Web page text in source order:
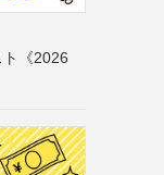
《2026